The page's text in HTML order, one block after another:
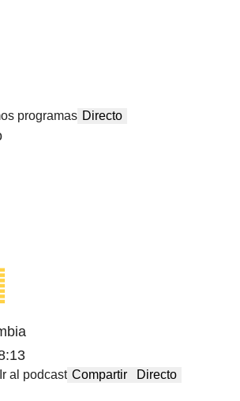
programas Directo
Ir al podcast Compartir Directo